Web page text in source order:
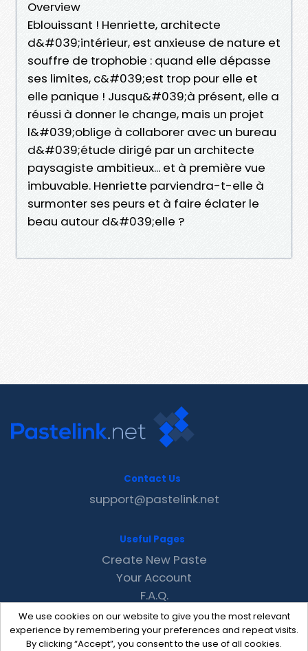
Overview
Eblouissant ! Henriette, architecte
d&#039;intérieur, est anxieuse de nature et
souffre de trophobie : quand elle dépasse
ses limites, c&#039;est trop pour elle et
elle panique ! Jusqu&#039;à présent, elle a
réussi à donner le change, mais un projet
l&#039;oblige à collaborer avec un bureau
d&#039;étude dirigé par un architecte
paysagiste ambitieux... et à première vue
imbuvable. Henriette parviendra-t-elle à
surmonter ses peurs et à faire éclater le
beau autour d&#039;elle ?
We use cookies on our website to give you the most relevant
experience by remembering your preferences and repeat visits.
By clicking “Accept”, you consent to the use of all cookies.
Contact Us
support@pastelink.net
Useful Pages
Create New Paste
Your Account
F.A.Q.
Recent
Contact